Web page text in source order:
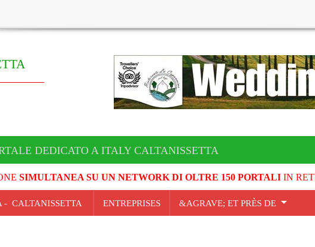
DEDICATO A ITALY CALTANISSETTA
SIMULTANEA SU UN NETWORK DI OLTRE 150 PORTALIIN
- CALTANISSETTA ENTREPRISES &AGRAVE; ET PRÈS DE